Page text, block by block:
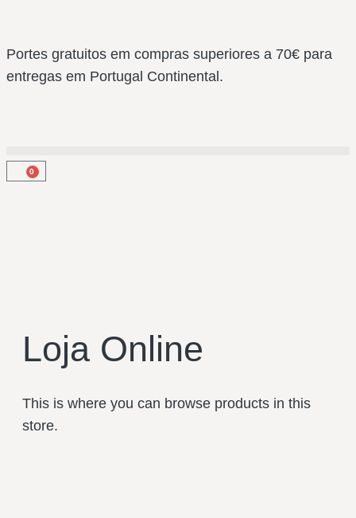
Portes gratuitos em compras superiores a 70€ para
entregas em Portugal Continental.
0
Loja Online
This is where you can browse products in this
store.